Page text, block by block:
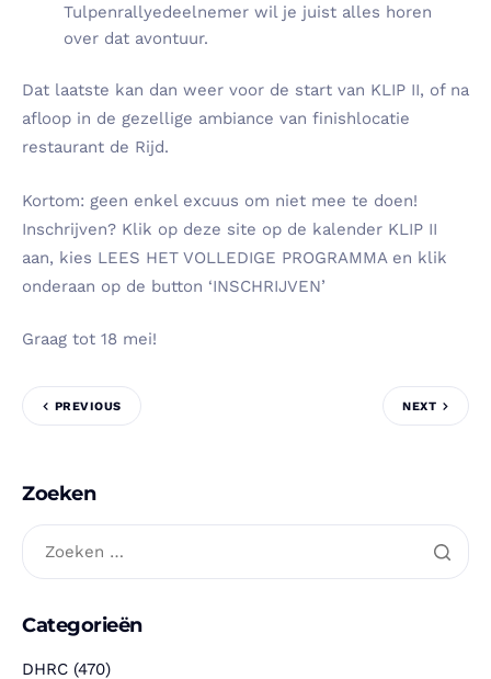
Tulpenrallyedeelnemer wil je juist alles horen
over dat avontuur.
Dat laatste kan dan weer voor de start van KLIP II, of na
afloop in de gezellige ambiance van finishlocatie
restaurant de Rijd.
Kortom: geen enkel excuus om niet mee te doen!
Inschrijven? Klik op deze site op de kalender KLIP II
aan, kies LEES HET VOLLEDIGE PROGRAMMA en klik
onderaan op de button ‘INSCHRIJVEN’
Graag tot 18 mei!
PREVIOUS NEXT
Zoeken
Categorieën
DHRC (470)